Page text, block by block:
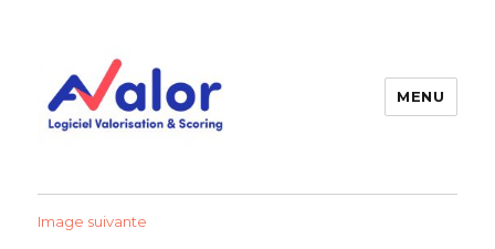
et fonds de commerce
MENU
Image suivante